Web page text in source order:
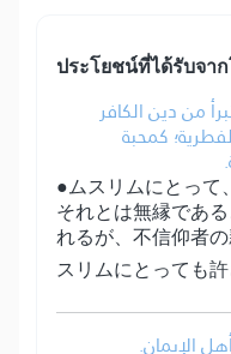
ประโยชน์​ที่​ได้รับ​จา
من دين الكافر
كمحبة
●ムスリムにとって
それとは無縁であ
れるが、不信仰者
スリムにとっても許
الإيمان.